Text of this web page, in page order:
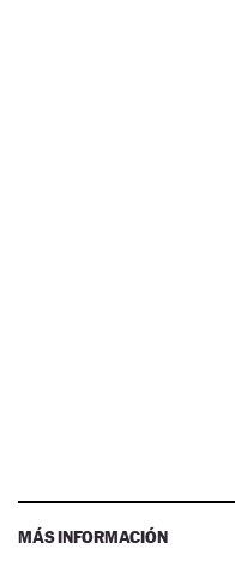
MÁS INFORMACIÓN